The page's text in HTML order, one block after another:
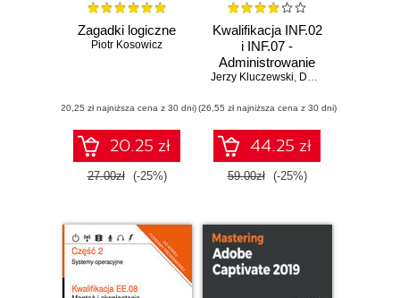
Zagadki logiczne
Piotr Kosowicz
(20,25 zł najniższa cena z 30 dni)
20.25 zł
27.00zł (-25%)
Kwalifikacja INF.02
i INF.07 -
Administrowanie
sieciami
symulatorze
Packet Tracer w
przykładach i
ćwiczeniach Cz. I
Jerzy Kluczewski, Damian Strojek
(26,55 zł najniższa cena z 30 dni)
44.25 zł
59.00zł (-25%)